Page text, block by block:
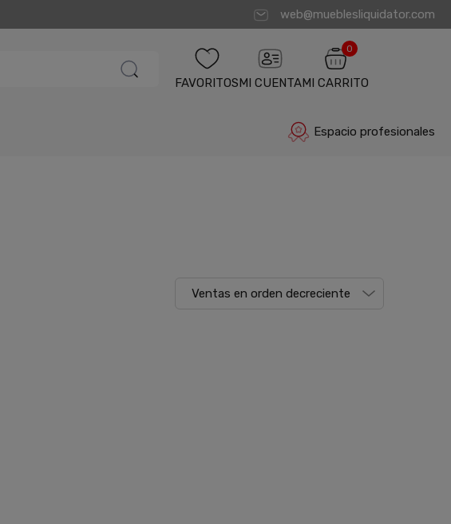
web@mueblesliquidator.com
FAVORITOSMI CUENTA
0
MI CARRITO
Espacio profesionales